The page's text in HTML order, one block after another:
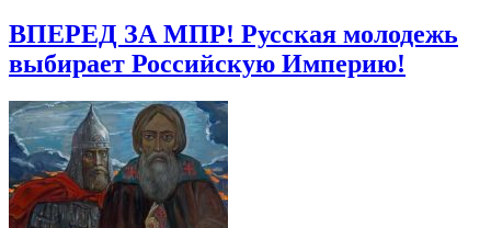
ВПЕРЕД ЗА МПР! Русская молодежь
выбирает Российскую Империю!